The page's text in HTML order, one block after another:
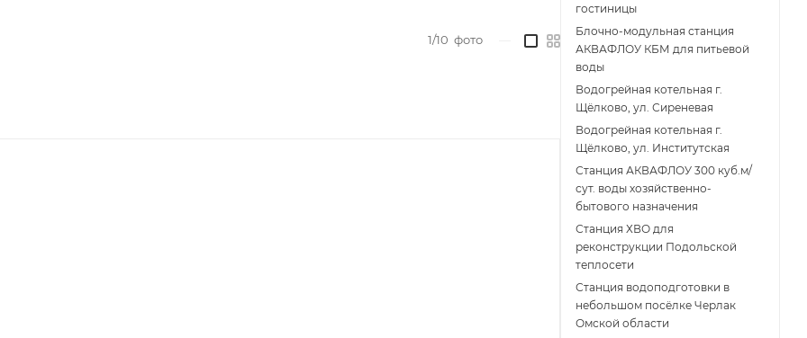
1/10 фото
гостиницы
Блочно-модульная станция
АКВАФЛОУ КБМ для питьевой
воды
Водогрейная котельная г.
Щёлково, ул. Сиреневая
Водогрейная котельная г.
Щёлково, ул. Институтская
Станция АКВАФЛОУ 300 куб.м/
сут. воды хозяйственно-
бытового назначения
Станция ХВО для
реконструкции Подольской
теплосети
Станция водоподготовки в
небольшом посёлке Черлак
Омской области